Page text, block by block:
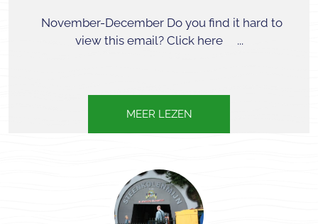
November-December Do you find it hard to
view this email? Click here ...
MEER LEZEN